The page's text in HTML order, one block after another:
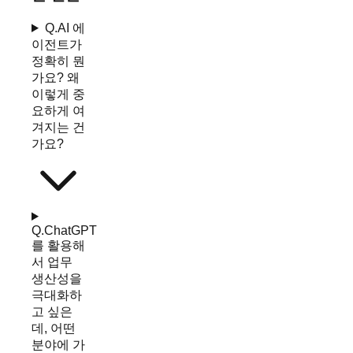
Q.AI 에
이전트가
정확히 뭔
가요? 왜
이렇게 중
요하게 여
겨지는 건
가요?
Q.ChatGPT
를 활용해
서 업무
생산성을
극대화하
고 싶은
데, 어떤
분야에 가